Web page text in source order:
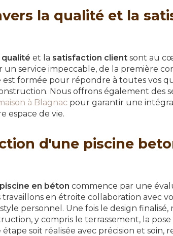
la qualité et la
qualité et la satisfaction client sont au
un service impeccable, de la première
formée pour répondre à toutes vos
Nous offrons également des
à Blagnac pour garantir une
espace de vie.
d'une piscine
piscine en béton commence par une
en étroite collaboration avec
personnel. Une fois le design finalisé,
y compris le terrassement, la
soit réalisée avec précision et soin,